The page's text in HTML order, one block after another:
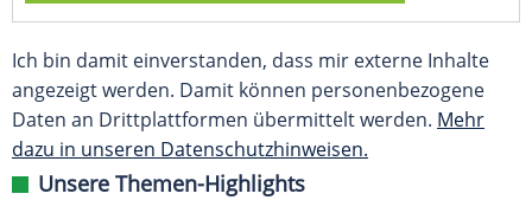
Ich bin damit einverstanden, dass mir externe Inhalte
angezeigt werden. Damit können personenbezogene
Daten an Drittplattformen übermittelt werden. Mehr
dazu in unseren Datenschutzhinweisen.
Unsere Themen-Highlights